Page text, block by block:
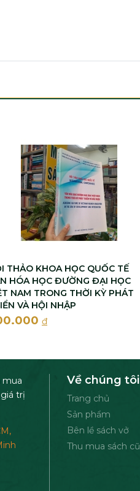
THẢO KHOA HỌC QUỐC TẾ
HÓA HỌC ĐƯỜNG ĐẠI HỌC
NAM TRONG THỜI KỲ PHÁT
VÀ HỘI NHẬP
đ
mua
trị
Về chúng tôi
Trang chủ
Sản phẩm
Bên lề sách vở
Thu mua sách cũ